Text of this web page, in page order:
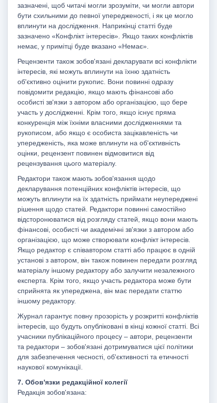
зазначені, щоб читачі могли зрозуміти, чи могли автори
бути схильними до певної упередженості, і як це могло
вплинути на дослідження. Наприкінці статті буде
зазначено «Конфлікт інтересів». Якщо таких конфліктів
немає, у примітці буде вказано «Немає».
Рецензенти також зобов'язані декларувати всі конфлікти
інтересів, які можуть вплинути на їхню здатність
об'єктивно оцінити рукопис. Вони повинні одразу
повідомити редакцію, якщо мають фінансові або
особисті зв'язки з автором або організацією, що бере
участь у дослідженні. Крім того, якщо існує пряма
конкуренція між їхніми власними дослідженнями та
рукописом, або якщо є особиста зацікавленість чи
упередженість, яка може вплинути на об'єктивність
оцінки, рецензент повинен відмовитися від
рецензування цього матеріалу.
Редактори також мають зобов'язання щодо
декларування потенційних конфліктів інтересів, що
можуть вплинути на їх здатність приймати неупереджені
рішення щодо статей. Редактори повинні самостійно
відсторонюватися від розгляду статей, якщо вони мають
фінансові, особисті чи академічні зв'язки з автором або
організацією, що може створювати конфлікт інтересів.
Якщо редактор є співавтором статті або працює в одній
установі з автором, він також повинен передати розгляд
матеріалу іншому редактору або залучити незалежного
експерта. Крім того, якщо участь редактора може бути
сприйнята як упереджена, він має передати статтю
іншому редактору.
Журнал гарантує повну прозорість у розкритті конфліктів
інтересів, що будуть опубліковані в кінці кожної статті. Всі
учасники публікаційного процесу – автори, рецензенти
та редактори – зобов'язані дотримуватися цієї політики
для забезпечення чесності, об'єктивності та етичності
наукової комунікації.
7. Обов'язки редакційної колегії
Редакція зобов'язана: